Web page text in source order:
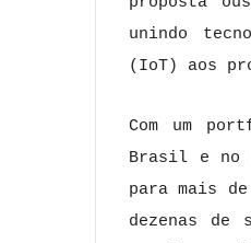
unindo
(IoT) aos
Com um
Brasil e no
para mais
dezenas